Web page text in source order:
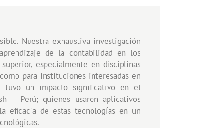
Nuestra exhaustiva investigación
de la contabilidad en los
especialmente en disciplinas
para instituciones interesadas en
tuvo un impacto significativo en el
– Perú; quienes usaron aplicativos
eficacia de estas tecnologías en un